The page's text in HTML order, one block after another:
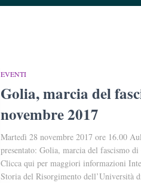
EVENTI
Golia, marcia del
novembre 2017
Martedì 28 novembre 2017 ore 16.00
presentato: Golia, marcia del fascismo
Clicca qui per maggiori informazioni
Storia del Risorgimento dell’Università